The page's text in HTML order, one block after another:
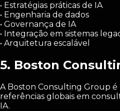
• Estratégias práticas de IA
• Engenharia de dados
• Governança de IA
• Integração em sistemas
• Arquitetura escalável
5. Boston
A Boston Consulting Group é
referências globais em
IA.